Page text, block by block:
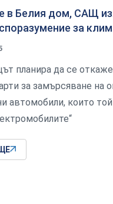
в Белия дом, САЩ
за
планира да се
за замърсяване на
автомобили, които